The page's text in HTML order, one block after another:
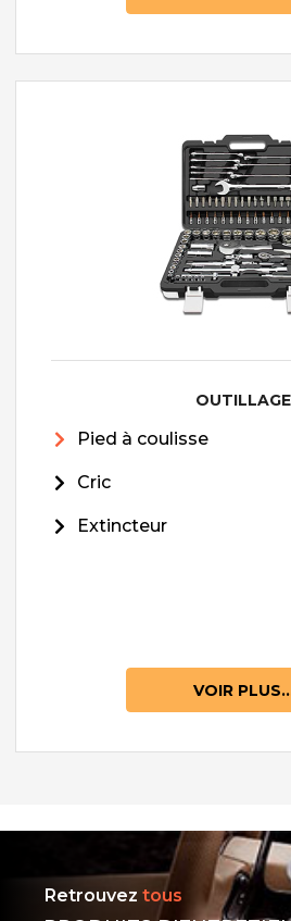
OUTILLAGE
Pied à coulisse
Cric
Extincteur
VOIR
Retrouvez tous